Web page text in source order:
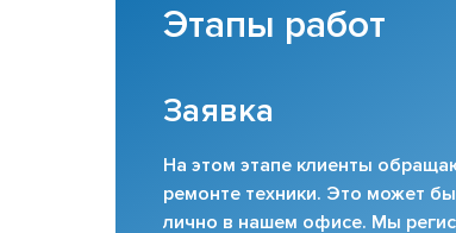
Этапы работ
Заявка
На этом этапе клиенты
ремонте техники. Это может
лично в нашем офисе. Мы